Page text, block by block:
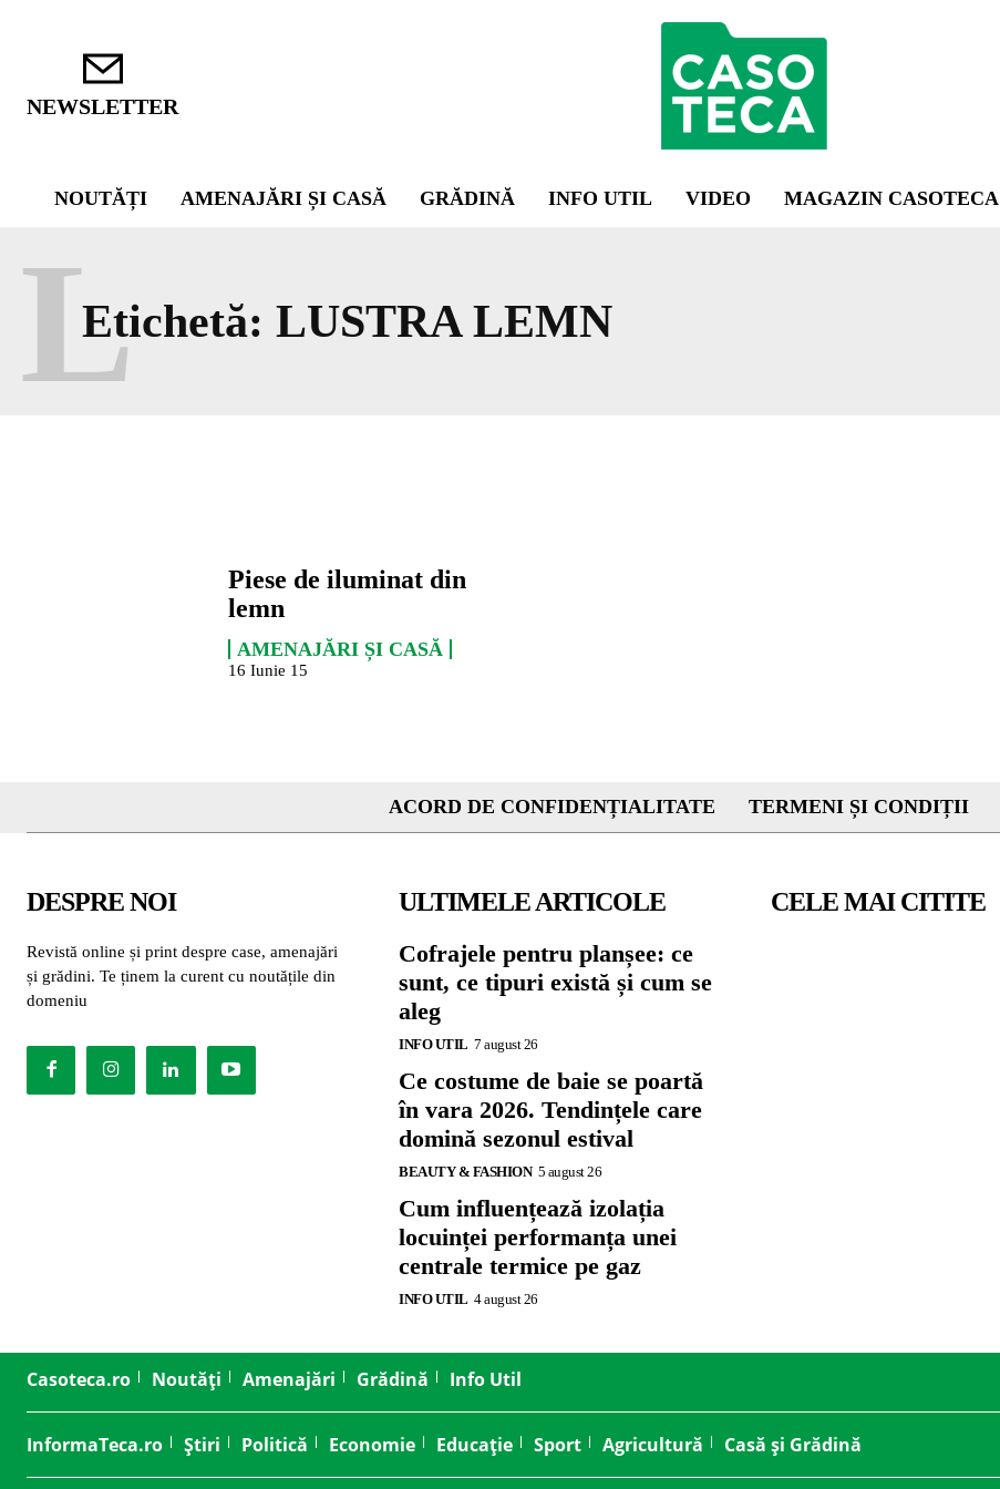
NEWSLETTER
NOUTĂȚI AMENAJĂRI ȘI CASĂ GRĂDINĂ INFO UTIL VIDEO MAGAZIN CASOTECA
Etichetă: LUSTRA LEMN
L
Piese de iluminat din
lemn
AMENAJĂRI ȘI CASĂ
16 Iunie 15
ACORD DE CONFIDENȚIALITATE TERMENI ȘI CONDIȚII
DESPRE NOI
Revistă online și print despre case, amenajări
și grădini. Te ținem la curent cu noutățile din
domeniu
ULTIMELE ARTICOLE
Cofrajele pentru planșee: ce
sunt, ce tipuri există și cum se
aleg
INFO UTIL 7 august 26
Ce costume de baie se poartă
în vara 2026. Tendințele care
domină sezonul estival
BEAUTY & FASHION 5 august 26
Cum influențează izolația
locuinței performanța unei
centrale termice pe gaz
INFO UTIL 4 august 26
CELE MAI CITITE
Casoteca.ro Noutăți Amenajări Grădină Info Util
InformaTeca.ro Știri Politică Economie Educație Sport Agricultură Casă și Grădină